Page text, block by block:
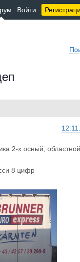
Войти
2-х осный,
8 цифр